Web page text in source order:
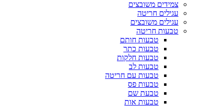
צמידים משובצים
עגילים חריטה
עגילים משובצים
טבעות חריטה
טבעות חותם
טבעות כתר
טבעות חלקות
טבעות לב
טבעות עם חריטה
טבעות פס
טבעת שם
טבעות אות